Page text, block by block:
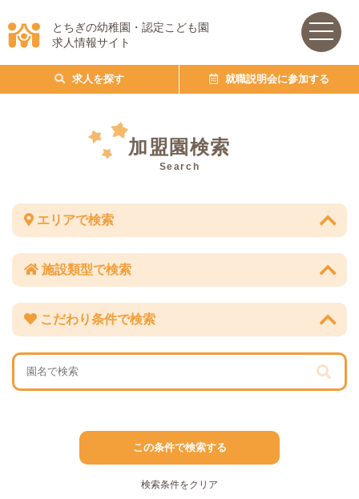
とちぎの幼稚園・認定こども園
求人情報サイト
求人を探す 就職説明会に参加する
加盟園検索
Search
エリアで検索
施設類型で検索
こだわり条件で検索
この条件で検索する
検索条件をクリア